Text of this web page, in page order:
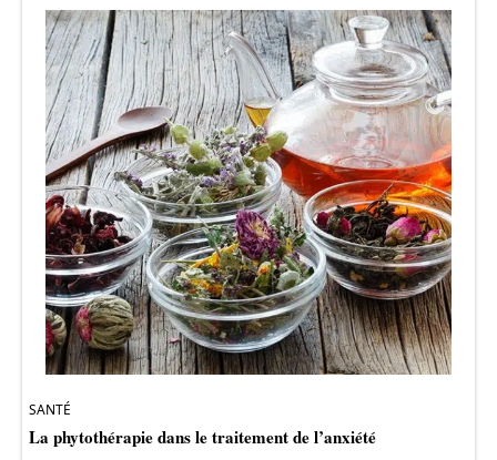
SANTÉ
La phytothérapie dans le traitement de l’anxiété